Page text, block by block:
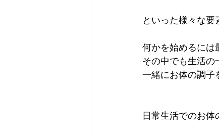
といった様々な要
何かを始めるには
その中でも生活の
一緒にお体の調子
日常生活でのお体